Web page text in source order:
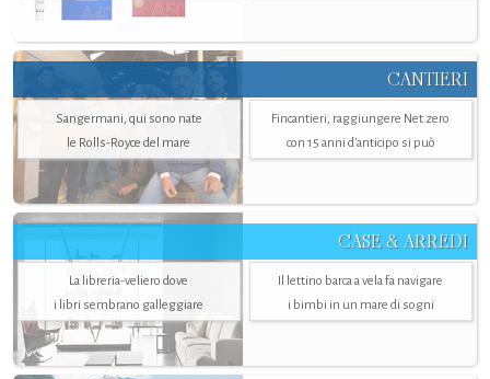
CANTIERI
Sangermani, qui sono nate
le Rolls-Royce del mare
Fincantieri, raggiungere Net zero
con 15 anni d'anticipo si può
CASE & ARREDI
La libreria-veliero dove
i libri sembrano galleggiare
Il lettino barca a vela fa navigare
i bimbi in un mare di sogni